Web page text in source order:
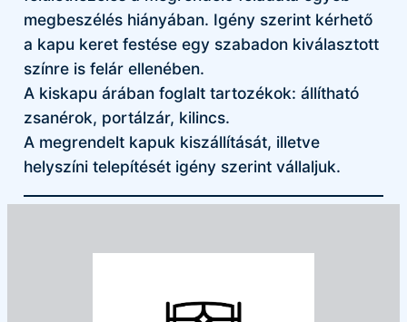
megbeszélés hiányában. Igény szerint kérhető
a kapu keret festése egy szabadon kiválasztott
színre is felár ellenében.
A kiskapu árában foglalt tartozékok: állítható
zsanérok, portálzár, kilincs.
A megrendelt kapuk kiszállítását, illetve
helyszíni telepítését igény szerint vállaljuk.